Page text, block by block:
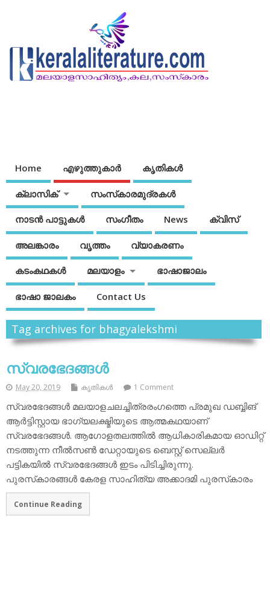
Home എഴുത്തുകാര്‍ കൃതികൾ
ക്ലാസിക് സംസ്‌കാരമുദ്രകള്‍
നാടന്‍ പാട്ടുകള്‍ സംഗീതം News ക്വിസ്
അലങ്കാരം വൃത്തം വ്യാകരണം
കടംകഥകള്‍ മലയാളം ഭാഷാജാലം
ഭാഷാ ജാലകം Contact Us
Tag archives for bhagyalekshmi
സ്വരഭേദങ്ങള്‍
May 20, 2019 കൃതികള്‍ 1 Comment
സ്വരഭേദങ്ങള്‍ മലയാളചലച്ചിത്രരംഗത്തെ പ്രമുഖ ഡബ്ബിങ്
ആര്‍ട്ടിസ്റ്റായ ഭാഗ്യലക്ഷ്മിയുടെ ആത്മകഥയാണ്
സ്വരഭേദങ്ങള്‍. ആഗോളതലത്തില്‍ ആധികാരികമായ ഓഡിറ്റ്
നടത്തുന്ന നീല്‍സണ്‍ ഡേറ്റായുടെ ബെസ്റ്റ് സെല്ലര്‍
പട്ടികയില്‍ സ്വരഭേദങ്ങള്‍ ഇടം പിടിച്ചിരുന്നു.
പുരസ്‌കാരങ്ങള്‍ കേരള സാഹിത്യ അക്കാദമി പുരസ്‌കാരം
Continue Reading